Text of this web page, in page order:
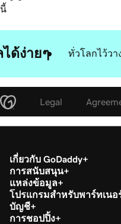
นี้
ด้ง่ายๆ ทั่วโลกไว้วา
Legal
เกี่ยวกับ GoDaddy
การสนับสนุน
แหล่งข้อมูล
โปรแกรมสำหรับพาร์ทเนอ
บัญชี
การชอปปิ้ง